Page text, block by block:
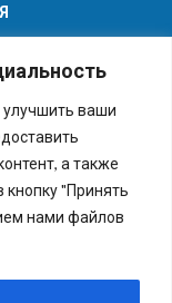
ваши
а также
"Принять
нами файлов
Санкт-